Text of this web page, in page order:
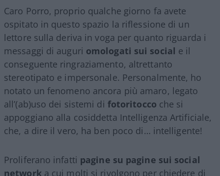
Caro Porro, proprio qualche giorno fa avete
ospitato in questo spazio la riflessione di un
lettore sulla deriva in voga per quanto riguarda i
messaggi di auguri omologati sui social e il
conseguente ringraziamento, altrettanto
stereotipato e impersonale. Personalmente, ho
notato un fenomeno ancora più amaro, legato
all’(ab)uso dei sistemi di fotoritocco che si
appoggiano alla cosiddetta Intelligenza Artificiale,
che, a dire il vero, ha ben poco di… intelligente!
Proliferano infatti pagine su pagine sui social
networka cui molti si rivolgono per chiedere di